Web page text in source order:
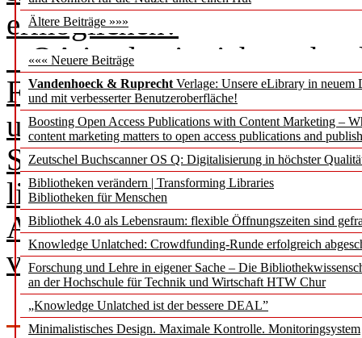
Ältere Beiträge »»»
««« Neuere Beiträge
Vandenhoeck & Ruprecht Verlage: Unsere eLibrary in neuem
und mit verbesserter Benutzeroberfläche!
Boosting Open Access Publications with Content Marketing –
content marketing matters to open access publications and
Zeutschel Buchscanner OS Q: Digitalisierung in höchster
Bibliotheken verändern | Transforming Libraries
Bibliotheken für Menschen
Bibliothek 4.0 als Lebensraum: flexible Öffnungszeiten sind
Knowledge Unlatched: Crowdfunding-Runde erfolgreich
Forschung und Lehre in eigener Sache – Die
an der Hochschule für Technik und Wirtschaft HTW Chur
„Knowledge Unlatched ist der bessere DEAL”
Minimalistisches Design. Maximale Kontrolle. Monitoringsystem
ermöglichen?
OA ist damit nicht mehr
Forschungs­ergebnissen zu
umfassenderen
Science, OS), das
lichen Arbeitens – von der
Analyse bis zur
verknüpfen will.